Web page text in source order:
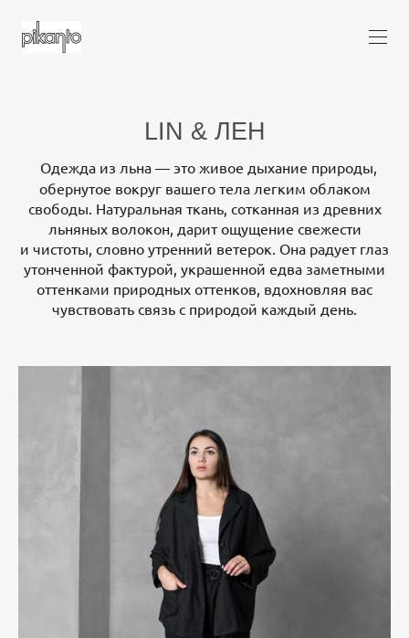
LIN & ЛЕН
Одежда из льна — это живое дыхание природы,
обернутое вокруг вашего тела легким облаком
свободы. Натуральная ткань, сотканная из древних
льняных волокон, дарит ощущение свежести
и чистоты, словно утренний ветерок. Она радует глаз
утонченной фактурой, украшенной едва заметными
оттенками природных оттенков, вдохновляя вас
чувствовать связь с природой каждый день.